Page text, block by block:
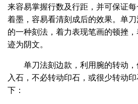
来容易掌握行数及行距，并可保证
着墨，容易看清刻成后的效果。单
的一种刻法，着力表现笔画的顿挫
迹为阴文。
单刀法刻边款，利用腕的转动
入石，不必转动印石，或很少转动
下：